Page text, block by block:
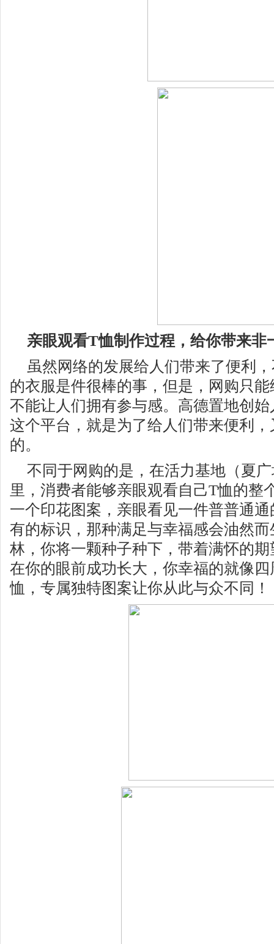
亲眼观看T恤制作过程，给你带来非
虽然网络的发展给人们带来了便利
的衣服是件很棒的事，但是，网购只
不能让人们拥有参与感。高德置地创
这个平台，就是为了给人们带来便利
的。
不同于网购的是，在活力基地（夏
里，消费者能够亲眼观看自己T恤的整
一个印花图案，亲眼看见一件普普通
有的标识，那种满足与幸福感会油然
林，你将一颗种子种下，带着满怀的
在你的眼前成功长大，你幸福的就像
恤，专属独特图案让你从此与众不同！